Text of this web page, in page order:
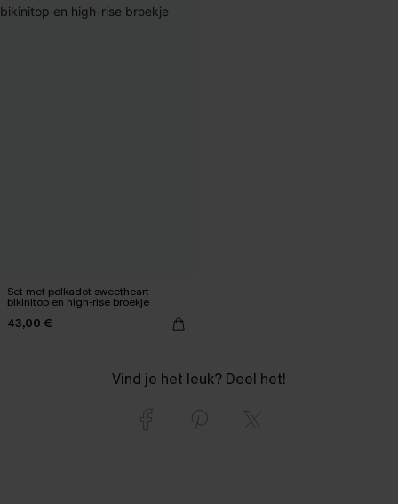
Set met polkadot sweetheart
bikinitop en high-rise broekje
43,00 €
Vind je het leuk? Deel het!